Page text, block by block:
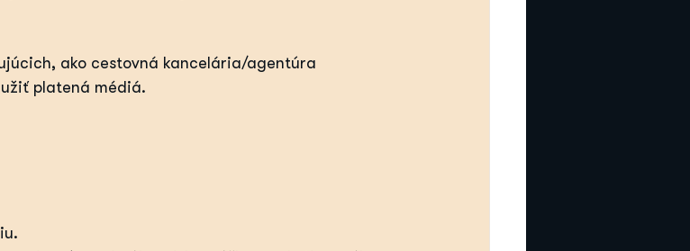
ako cestovná kancelária/agentúra
platená médiá.